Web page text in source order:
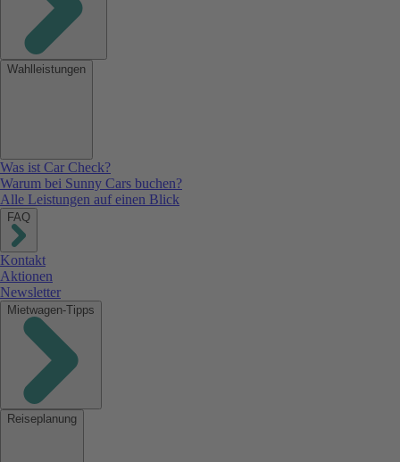
Wahlleistungen
Was ist Car Check?
Warum bei Sunny Cars buchen?
Alle Leistungen auf einen Blick
FAQ
Kontakt
Aktionen
Newsletter
Mietwagen-Tipps
Reiseplanung